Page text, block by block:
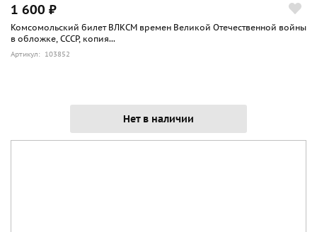
1 600 ₽
Комсомольский билет ВЛКСМ времен Великой Отечественной войны
в обложке, СССР, копия...
Артикул: 103852
Нет в наличии